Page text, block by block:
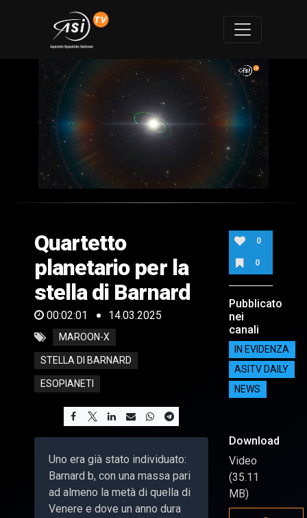
of
1
second
Quartetto
planetario per la
stella di Barnard
00:02:01 14.03.2025
MAROON-X
STELLA DI BARNARD
ESOPIANETI
Uno era già stato individuato:
Barnard b, con una massa pari
ad almeno la metà di quella di
Venere e dove un anno dura
0
0
Pubblicato
nei
canali
IN EVIDENZA
ASITV DAILY
NEWS
Download
Video
(35.11
MB)